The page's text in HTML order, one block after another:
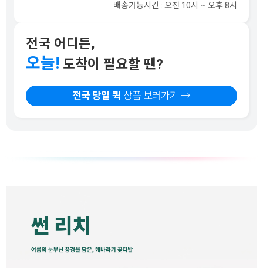
배송가능시간 : 오전 10시 ~ 오후 8시
전국 어디든,
오늘! 도착이 필요할 땐?
전국 당일 퀵 상품 보러가기 →